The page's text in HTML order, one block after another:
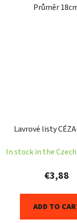
Průměr
Lavrové listy
In stock in the
€3,88
ADD TO